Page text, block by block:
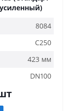
8084
C250
423 мм
DN100